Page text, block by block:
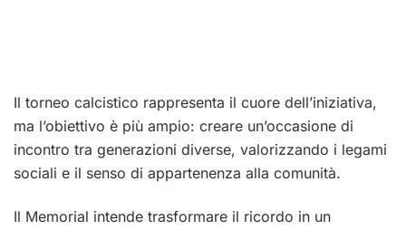
Il torneo calcistico rappresenta il cuore dell’iniziativa,
ma l’obiettivo è più ampio: creare un’occasione di
incontro tra generazioni diverse, valorizzando i legami
sociali e il senso di appartenenza alla comunità.
Il Memorial intende trasformare il ricordo in un